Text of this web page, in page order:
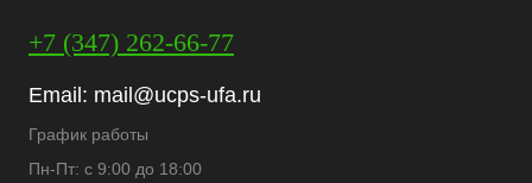
+7 (347) 262-66-77
Email: mail@ucps-ufa.ru
График работы
Пн-Пт: с 9:00 до 18:00